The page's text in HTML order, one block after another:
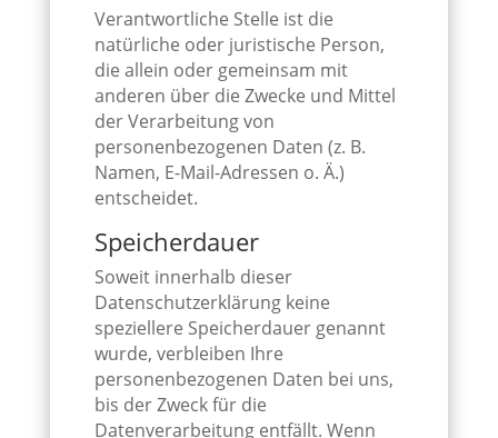
Verantwortliche Stelle ist die
natürliche oder juristische Person,
die allein oder gemeinsam mit
anderen über die Zwecke und Mittel
der Verarbeitung von
personenbezogenen Daten (z. B.
Namen, E-Mail-Adressen o. Ä.)
entscheidet.
Speicherdauer
Soweit innerhalb dieser
Datenschutzerklärung keine
speziellere Speicherdauer genannt
wurde, verbleiben Ihre
personenbezogenen Daten bei uns,
bis der Zweck für die
Datenverarbeitung entfällt. Wenn